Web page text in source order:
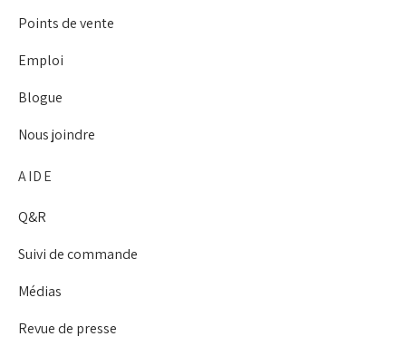
Points de vente
Emploi
Blogue
Nous joindre
AIDE
Q&R
Suivi de commande
Médias
Revue de presse